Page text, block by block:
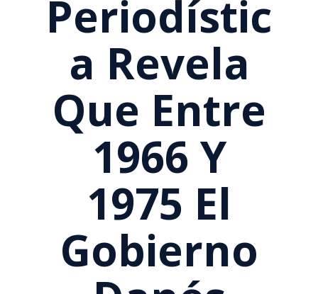
Periodístic
A Revela
Que Entre
1966 Y
1975 El
Gobierno